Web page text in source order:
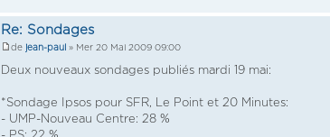
Re: Sondages
de jean-paul » Mer 20 Mai 2009 09:00
Deux nouveaux sondages publiés mardi 19 mai:
*Sondage Ipsos pour SFR, Le Point et 20 Minutes:
- UMP-Nouveau Centre: 28 %